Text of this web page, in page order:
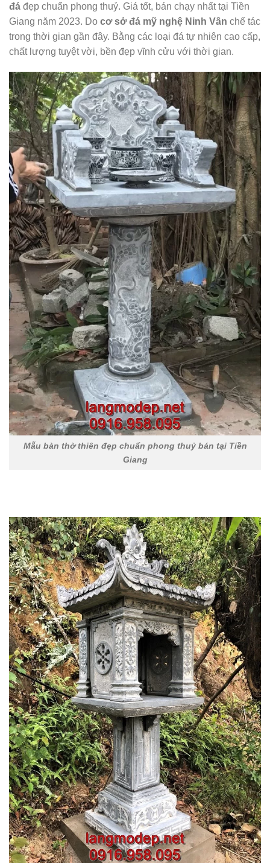
đá đẹp chuẩn phong thuỷ. Giá tốt, bán chạy nhất tại Tiền
Giang năm 2023. Do cơ sở đá mỹ nghệ Ninh Vân chế tác
trong thời gian gần đây. Bằng các loại đá tự nhiên cao cấp,
chất lượng tuyệt vời, bền đẹp vĩnh cửu với thời gian.
Mẫu bàn thờ thiên đẹp chuẩn phong thuỷ bán tại Tiền
Giang